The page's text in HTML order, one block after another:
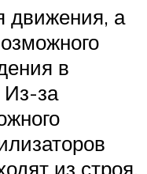
движения, а
в
Из-за
из строя,